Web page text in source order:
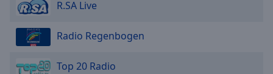
R.SA Live
Radio Regenbogen
Top 20 Radio